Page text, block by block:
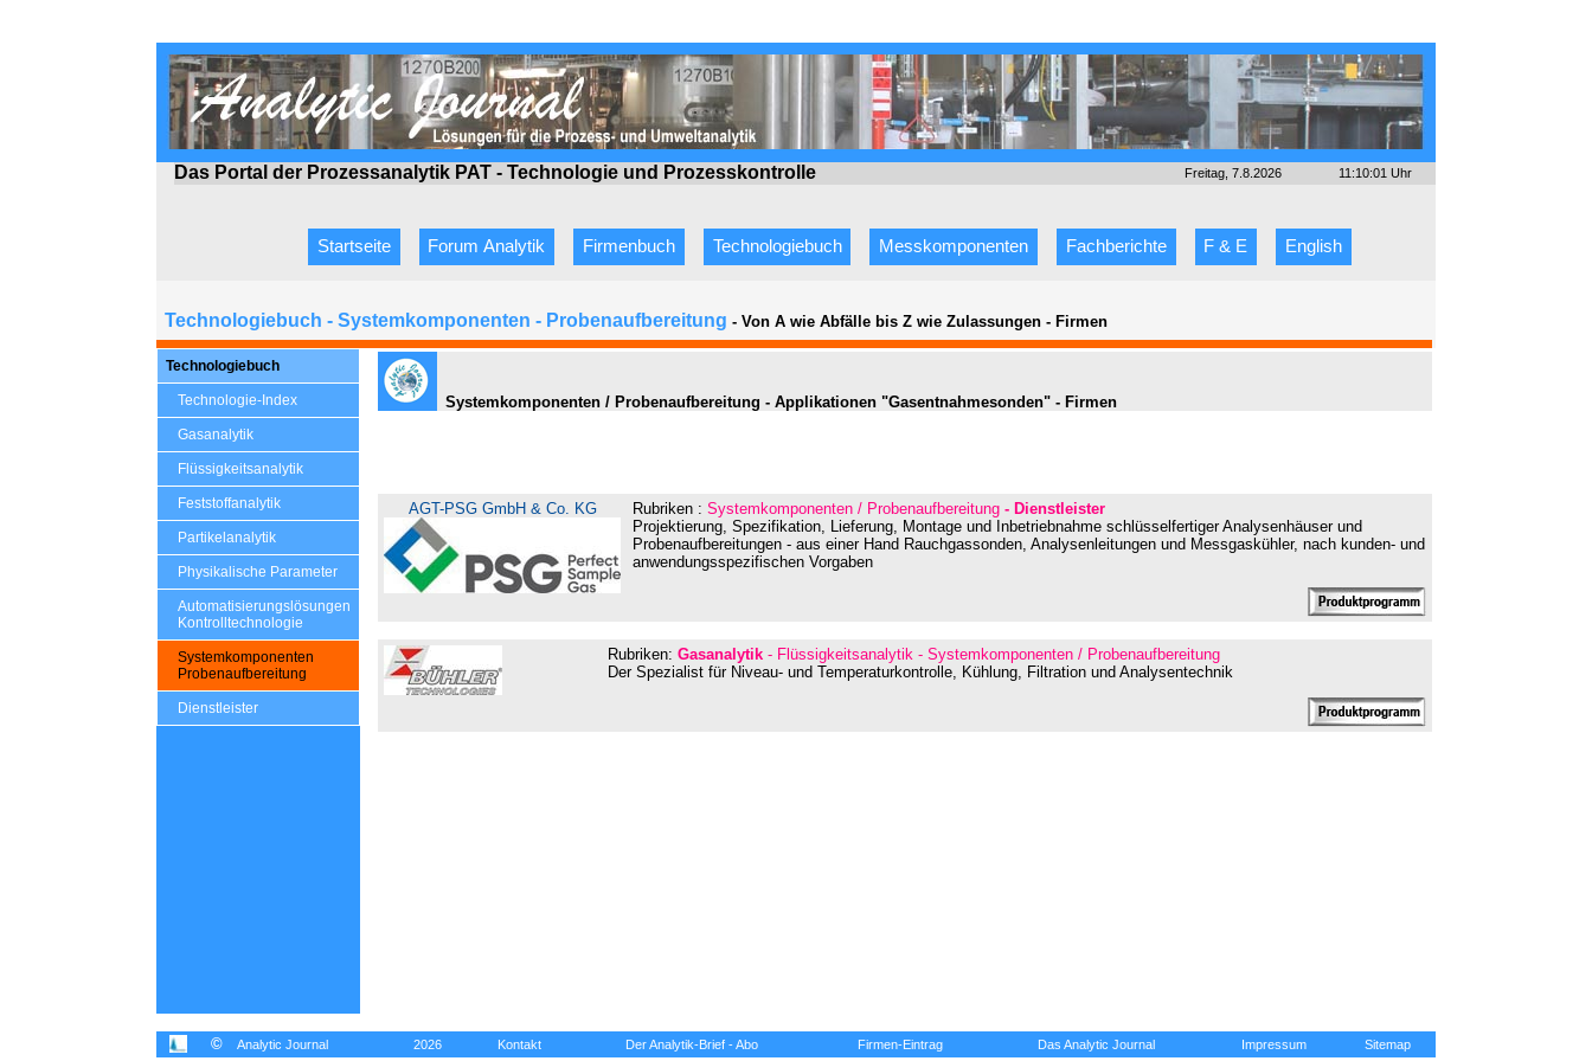
Das Portal der Prozessanalytik PAT - Technologie und Prozesskontrolle Freitag, 7.8.2026 11:10:01 Uhr
Startseite Forum Analytik Firmenbuch Technologiebuch Messkomponenten Fachberichte F & E English
Technologiebuch - Systemkomponenten - Probenaufbereitung - Von A wie Abfälle bis Z wie Zulassungen - Firmen
Technologiebuch
Technologie-Index
Gasanalytik
Flüssigkeitsanalytik
Feststoffanalytik
Partikelanalytik
Physikalische Parameter
Automatisierungslösungen
Kontrolltechnologie
Systemkomponenten
Probenaufbereitung
Dienstleister
Systemkomponenten / Probenaufbereitung - Applikationen "Gasentnahmesonden" - Firmen
AGT-PSG GmbH & Co. KG Rubriken : Systemkomponenten / Probenaufbereitung - Dienstleister
Projektierung, Spezifikation, Lieferung, Montage und Inbetriebnahme schlüsselfertiger Analysenhäuser und
Probenaufbereitungen - aus einer Hand Rauchgassonden, Analysenleitungen und Messgaskühler, nach kunden- und
anwendungsspezifischen Vorgaben
Rubriken: Gasanalytik - Flüssigkeitsanalytik - Systemkomponenten / Probenaufbereitung
Der Spezialist für Niveau- und Temperaturkontrolle, Kühlung, Filtration und Analysentechnik
© Analytic Journal 2026 Kontakt Der Analytik-Brief - Abo Firmen-Eintrag Das Analytic Journal Impressum Sitemap